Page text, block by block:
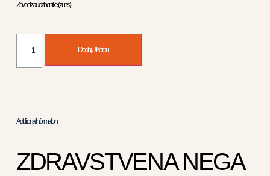
Zavod za udzbenike ( zuns )
Dodaj U Korpu
Additional Information
ZDRAVSTVENA NEGA